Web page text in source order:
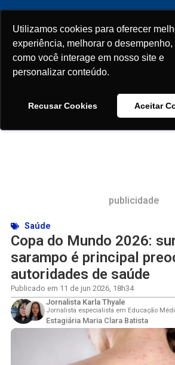
Utilizamos cookies para oferecer
experiência, melhorar o
como você interage em nosso site e
personalizar conteúdo.
Recusar Cookies Aceitar
Utilizamos cookies para oferecer
experiência, melhorar o
como você interage em nosso site e
personalizar conteúdo.
Recusar Cookies Aceitar
Saúde
Copa do Mundo
sarampo é principal preocupação
publicidade
Saúde
Copa do Mundo 2026:
sarampo é principal
autoridades de saúde
Publicado em 11 de jun 2026, 18h34
Jornalista Karla Thyale
Jornalista especialista em Educação
Estagiária Maria Clara Batista